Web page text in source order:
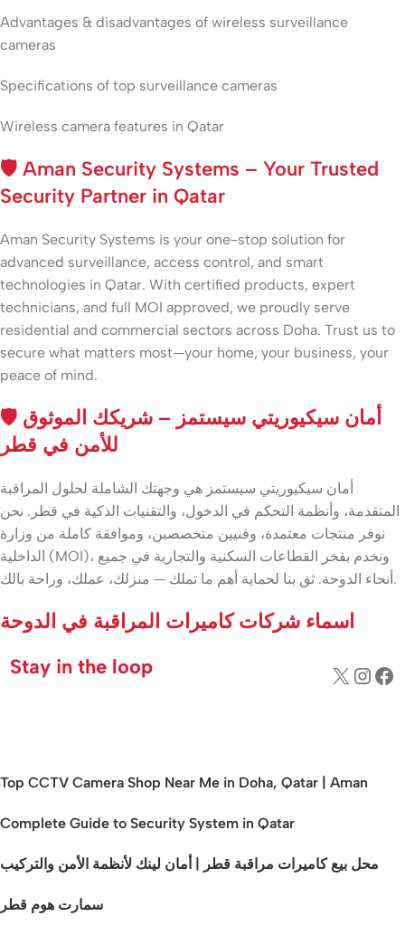
Advantages & disadvantages of wireless surveillance
cameras
Specifications of top surveillance cameras
Wireless camera features in Qatar
🛡️ Aman Security Systems – Your Trusted
Security Partner in Qatar
Aman Security Systems is your one-stop solution for
advanced surveillance, access control, and smart
technologies in Qatar. With certified products, expert
technicians, and full MOI approved, we proudly serve
residential and commercial sectors across Doha. Trust us to
secure what matters most—your home, your business, your
peace of mind.
🛡️ أمان سيكيوريتي سيستمز – شريكك الموثوق
للأمن في قطر
أمان سيكيوريتي سيستمز هي وجهتك الشاملة لحلول المراقبة
المتقدمة، وأنظمة التحكم في الدخول، والتقنيات الذكية في قطر. نحن
نوفر منتجات معتمدة، وفنيين متخصصين، وموافقة كاملة من وزارة
الداخلية (MOI)، ونخدم بفخر القطاعات السكنية والتجارية في جميع
أنحاء الدوحة. ثق بنا لحماية أهم ما تملك — منزلك، عملك، وراحة بالك.
اسماء شركات كاميرات المراقبة في الدوحة
Stay in the loop
Top CCTV Camera Shop Near Me in Doha, Qatar | Aman
Complete Guide to Security System in Qatar
محل بيع كاميرات مراقبة قطر | أمان لينك لأنظمة الأمن والتركيب
سمارت هوم قطر